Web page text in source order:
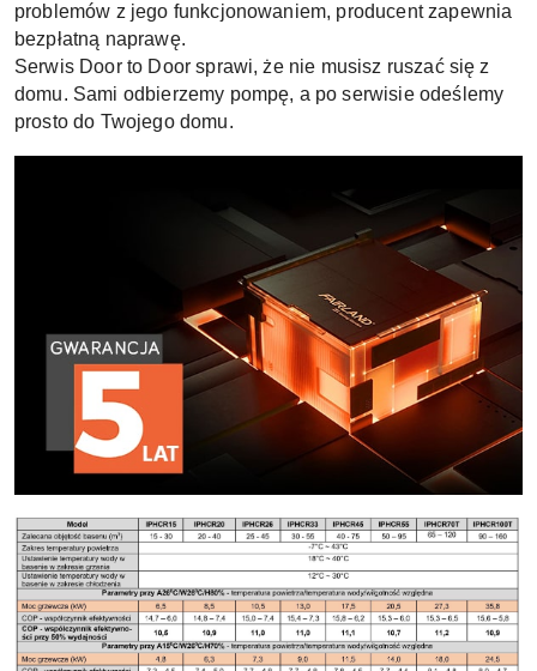
problemów z jego funkcjonowaniem, producent zapewnia
bezpłatną naprawę.
Serwis Door to Door sprawi, że nie musisz ruszać się z
domu. Sami odbierzemy pompę, a po serwisie odeślemy
prosto do Twojego domu.